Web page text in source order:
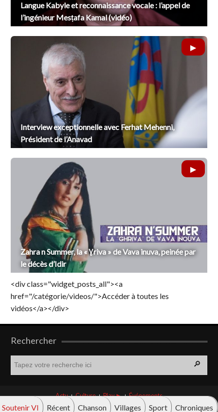
Langue Kabyle et reconnaissance vocale : l’appel de
l’ingénieur Mesṭafa Kamal (vidéo)
Interview exceptionnelle avec Ferhat Mehenni,
Président de l’Anavad
Zahra n Summer, la « Ɣriva » de Vava inuva, peinée par
le décès d’Idir
<div class="widget_posts_all"><a
href="/catégorie/videos/">Accéder à toutes les
vidéos</a></div>
Soutenir VI Récent Chanson Villages Sport Chroniques
Rechercher
r
Actu Culture Play ► Événements
© Vava innova 2026. Tous droits réservés.